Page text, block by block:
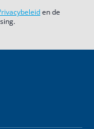
en de